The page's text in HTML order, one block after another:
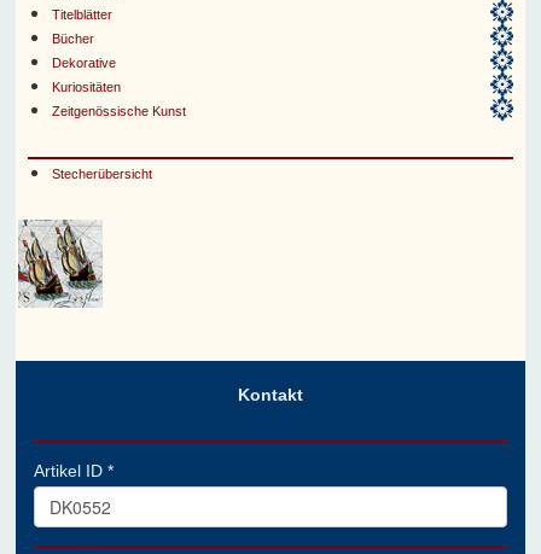
Titelblätter
Bücher
Dekorative
Kuriositäten
Zeitgenössische Kunst
Stecherübersicht
Kontakt
Artikel ID *